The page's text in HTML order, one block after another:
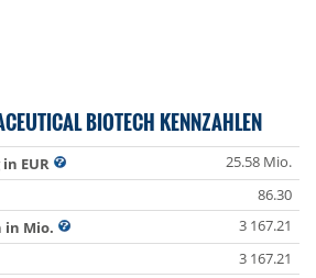
BIOTECH KENNZAHLEN
EUR
25.58 Mio.
86.30
in Mio.
3 167.21
3 167.21